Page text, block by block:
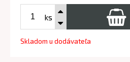
ks
Skladom u dodávateľa